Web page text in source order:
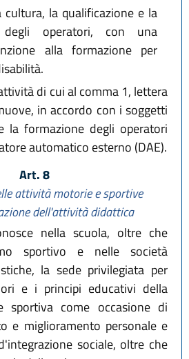
cultura, la qualificazione e la
degli operatori, con una
alla formazione per
di cui al comma 1, lettera
in accordo con i soggetti
la formazione degli operatori
automatico esterno (DAE).
Art. 8
attività motorie e sportive
dell'attività didattica
nella scuola, oltre che
sportivo e nelle società
la sede privilegiata per
e i principi educativi della
sportiva come occasione di
e miglioramento personale e
sociale, oltre che